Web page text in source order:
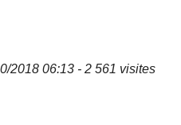
2018 06:13 - 2 561 visites